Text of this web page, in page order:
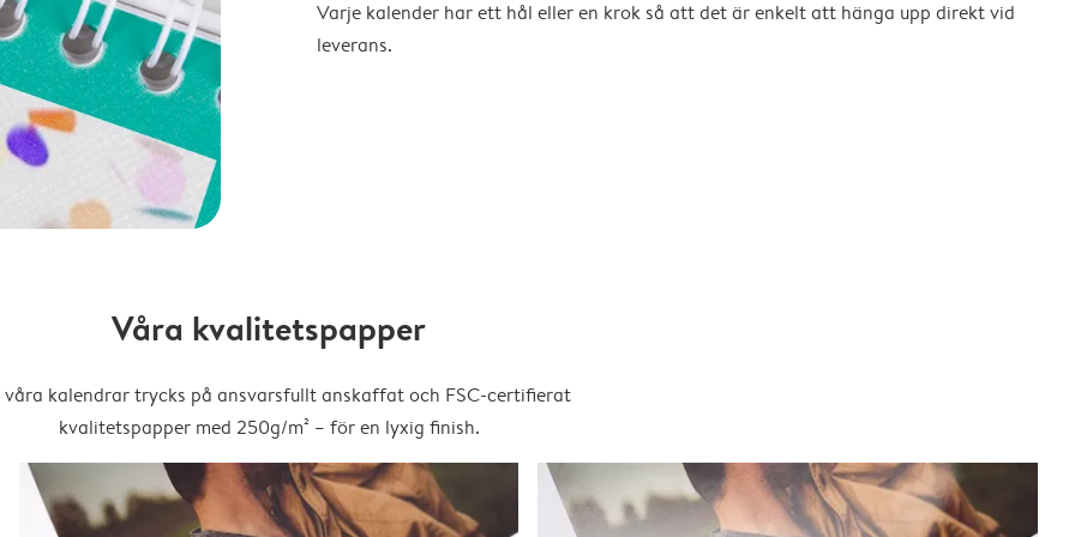
Varje kalender har ett hål eller en krok så att det är enkelt att hänga upp direkt vid
leverans.
Våra kvalitetspapper
kalendrar trycks på ansvarsfullt anskaffat och FSC-certifierat
kvalitetspapper med 250g/m² – för en lyxig finish.